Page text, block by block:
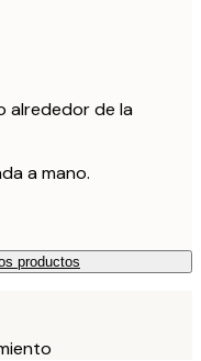
alrededor de la
a mano.
productos